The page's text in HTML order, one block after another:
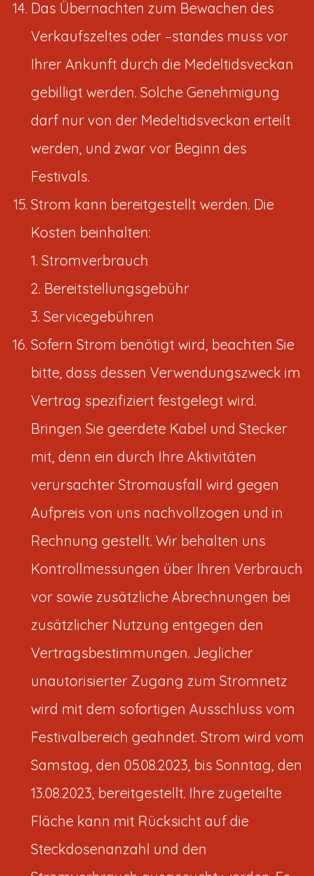
Das Übernachten zum Bewachen des
Verkaufszeltes oder –standes muss vor
Ihrer Ankunft durch die Medeltidsveckan
gebilligt werden. Solche Genehmigung
darf nur von der Medeltidsveckan erteilt
werden, und zwar vor Beginn des
Festivals.
Strom kann bereitgestellt werden. Die
Kosten beinhalten:
1. Stromverbrauch
2. Bereitstellungsgebühr
3. Servicegebühren
Sofern Strom benötigt wird, beachten Sie
bitte, dass dessen Verwendungszweck im
Vertrag spezifiziert festgelegt wird.
Bringen Sie geerdete Kabel und Stecker
mit, denn ein durch Ihre Aktivitäten
verursachter Stromausfall wird gegen
Aufpreis von uns nachvollzogen und in
Rechnung gestellt. Wir behalten uns
Kontrollmessungen über Ihren Verbrauch
vor sowie zusätzliche Abrechnungen bei
zusätzlicher Nutzung entgegen den
Vertragsbestimmungen. Jeglicher
unautorisierter Zugang zum Stromnetz
wird mit dem sofortigen Ausschluss vom
Festivalbereich geahndet. Strom wird vom
Samstag, den 05.08.2023, bis Sonntag, den
13.08.2023, bereitgestellt. Ihre zugeteilte
Fläche kann mit Rücksicht auf die
Steckdosenanzahl und den